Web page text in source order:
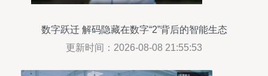
数字跃迁 解码隐藏在数字“2”背后的智能生态
更新时间：2026-08-08 21:55:53